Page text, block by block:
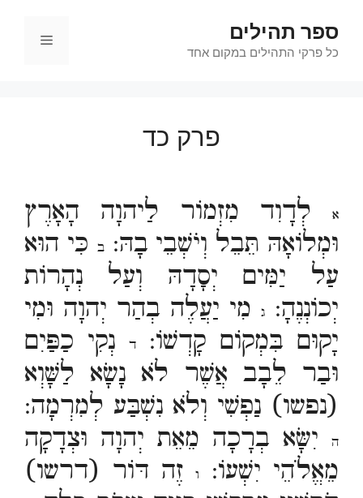
לתוכןספר תהילים
כל פרקי התהילים במקום אחד
תפריט
פרק כד
א
לְדָוִד מִזְמוֹר לַיהוָה הָאָרֶץ
וּמְלוֹאָהּ תֵּבֵל וְיֹשְׁבֵי בָהּ:ב כִּי הוּא
עַל יַמִּים יְסָדָהּ וְעַל נְהָרוֹת
יְכוֹנְנֶהָ:
ג מִי יַעֲלֶה בְהַר יְהוָה וּמִי
יָקוּם בִּמְקוֹם קָדְשׁוֹ:ד
נְקִי כַפַּיִם
וּבַר לֵבָב אֲשֶׁר לֹא נָשָׂא לַשָּׁוְא
(נפשו) נַפְשִׁי וְלֹא נִשְׁבַּע לְמִרְמָה:
ה
יִשָּׂא בְרָכָה מֵאֵת יְהוָה וּצְדָקָה
מֵאֱלֹהֵי יִשְׁעוֹ:
ו
זֶה דּוֹר (דרשו)